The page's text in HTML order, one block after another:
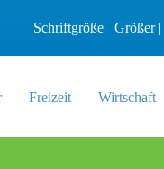
Schriftgröße Größer|
Freizeit Wirtschaft